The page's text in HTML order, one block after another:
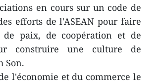
en cours sur un code de
efforts de l'ASEAN pour faire
paix, de coopération et de
construire une culture de
Son.
l'économie et du commerce le